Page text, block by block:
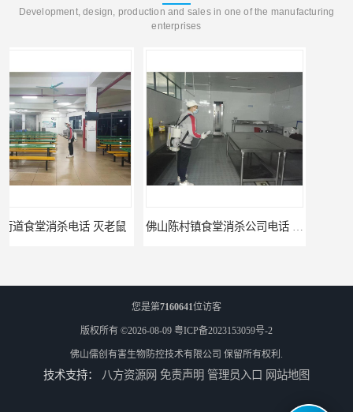
Development, design, production and sales in one of the manufacturing
enterprises
佛山陈村镇食堂消杀公司电话 陈村食堂灭鼠
您是第7160641位访客
版权所有 ©2026-08-09 粤ICP备2023153059号-2
佛山儒创有害生物防控技术有限公司 保留所有权利.
技术支持： 八方资源网 免责声明 管理员入口 网站地图